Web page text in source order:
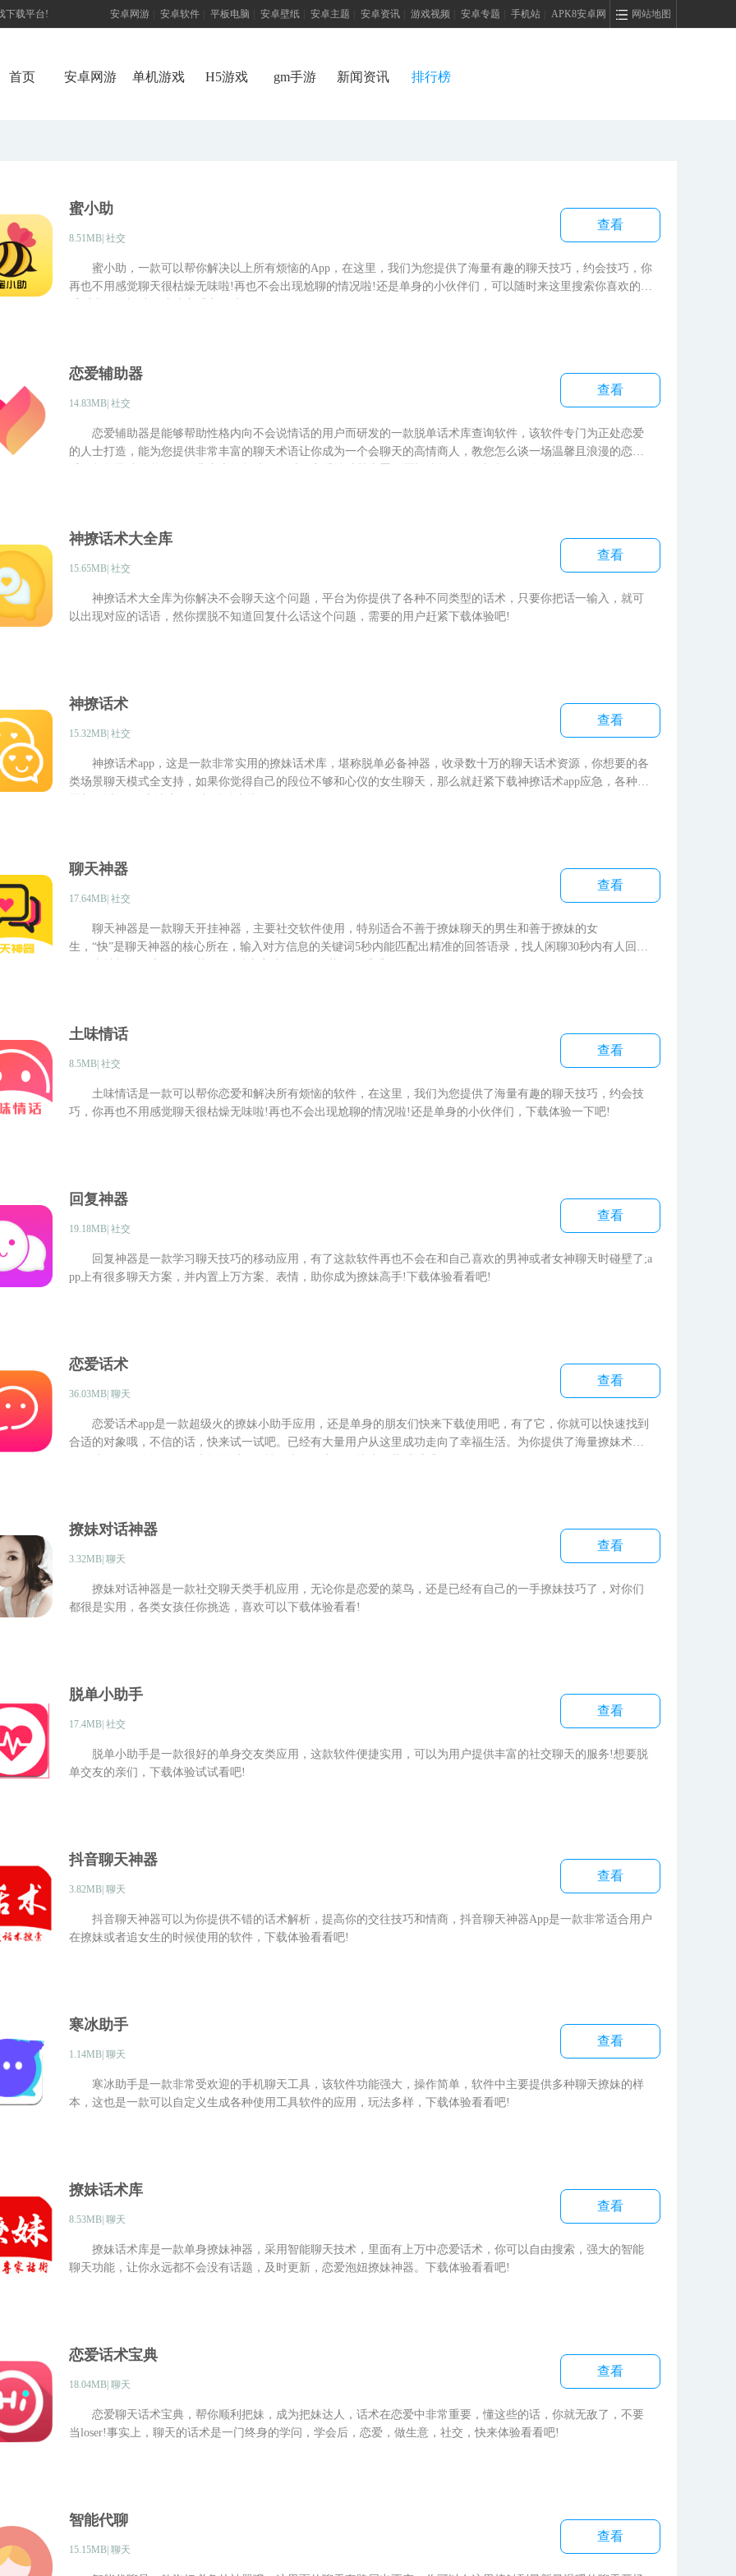
下载平台! 网站地图
安卓网游 安卓软件 平板电脑 安卓壁纸 安卓主题 安卓资讯 游戏视频 安卓专题 手机站 APK8安卓网
首页 安卓网游 单机游戏 H5游戏 gm手游 新闻资讯 排行榜
蜜小助
8.51MB| 社交
查看
蜜小助，一款可以帮你解决以上所有烦恼的App，在这里，我们为您提供了海量有趣的聊天技巧，约会技巧，你
再也不用感觉聊天很枯燥无味啦!再也不会出现尬聊的情况啦!还是单身的小伙伴们，可以随时来这里搜索你喜欢的恋
恋爱辅助器
14.83MB| 社交
查看
恋爱辅助器是能够帮助性格内向不会说情话的用户而研发的一款脱单话术库查询软件，该软件专门为正处恋爱
的人士打造，能为您提供非常丰富的聊天术语让你成为一个会聊天的高情商人，教您怎么谈一场温馨且浪漫的恋
神撩话术大全库
15.65MB| 社交
查看
神撩话术大全库为你解决不会聊天这个问题，平台为你提供了各种不同类型的话术，只要你把话一输入，就可
以出现对应的话语，然你摆脱不知道回复什么话这个问题，需要的用户赶紧下载体验吧!
神撩话术
15.32MB| 社交
查看
神撩话术app，这是一款非常实用的撩妹话术库，堪称脱单必备神器，收录数十万的聊天话术资源，你想要的各
类场景聊天模式全支持，如果你觉得自己的段位不够和心仪的女生聊天，那么就赶紧下载神撩话术app应急，各种话
聊天神器
17.64MB| 社交
查看
聊天神器是一款聊天开挂神器，主要社交软件使用，特别适合不善于撩妹聊天的男生和善于撩妹的女
生，“快”是聊天神器的核心所在，输入对方信息的关键词5秒内能匹配出精准的回答语录，找人闲聊30秒内有人回
土味情话
8.5MB| 社交
查看
土味情话是一款可以帮你恋爱和解决所有烦恼的软件，在这里，我们为您提供了海量有趣的聊天技巧，约会技
巧，你再也不用感觉聊天很枯燥无味啦!再也不会出现尬聊的情况啦!还是单身的小伙伴们，下载体验一下吧!
回复神器
19.18MB| 社交
查看
回复神器是一款学习聊天技巧的移动应用，有了这款软件再也不会在和自己喜欢的男神或者女神聊天时碰壁了;a
pp上有很多聊天方案，并内置上万方案、表情，助你成为撩妹高手!下载体验看看吧!
恋爱话术
36.03MB| 聊天
查看
恋爱话术app是一款超级火的撩妹小助手应用，还是单身的朋友们快来下载使用吧，有了它，你就可以快速找到
合适的对象哦，不信的话，快来试一试吧。已经有大量用户从这里成功走向了幸福生活。为你提供了海量撩妹术
撩妹对话神器
3.32MB| 聊天
查看
撩妹对话神器是一款社交聊天类手机应用，无论你是恋爱的菜鸟，还是已经有自己的一手撩妹技巧了，对你们
都很是实用，各类女孩任你挑选，喜欢可以下载体验看看!
脱单小助手
17.4MB| 社交
查看
脱单小助手是一款很好的单身交友类应用，这款软件便捷实用，可以为用户提供丰富的社交聊天的服务!想要脱
单交友的亲们，下载体验试试看吧!
抖音聊天神器
3.82MB| 聊天
查看
抖音聊天神器可以为你提供不错的话术解析，提高你的交往技巧和情商，抖音聊天神器App是一款非常适合用户
在撩妹或者追女生的时候使用的软件，下载体验看看吧!
寒冰助手
1.14MB| 聊天
查看
寒冰助手是一款非常受欢迎的手机聊天工具，该软件功能强大，操作简单，软件中主要提供多种聊天撩妹的样
本，这也是一款可以自定义生成各种使用工具软件的应用，玩法多样，下载体验看看吧!
撩妹话术库
8.53MB| 聊天
查看
撩妹话术库是一款单身撩妹神器，采用智能聊天技术，里面有上万中恋爱话术，你可以自由搜索，强大的智能
聊天功能，让你永远都不会没有话题，及时更新，恋爱泡妞撩妹神器。下载体验看看吧!
恋爱话术宝典
18.04MB| 聊天
查看
恋爱聊天话术宝典，帮你顺利把妹，成为把妹达人，话术在恋爱中非常重要，懂这些的话，你就无敌了，不要
当loser!事实上，聊天的话术是一门终身的学问，学会后，恋爱，做生意，社交，快来体验看看吧!
智能代聊
15.15MB| 聊天
查看